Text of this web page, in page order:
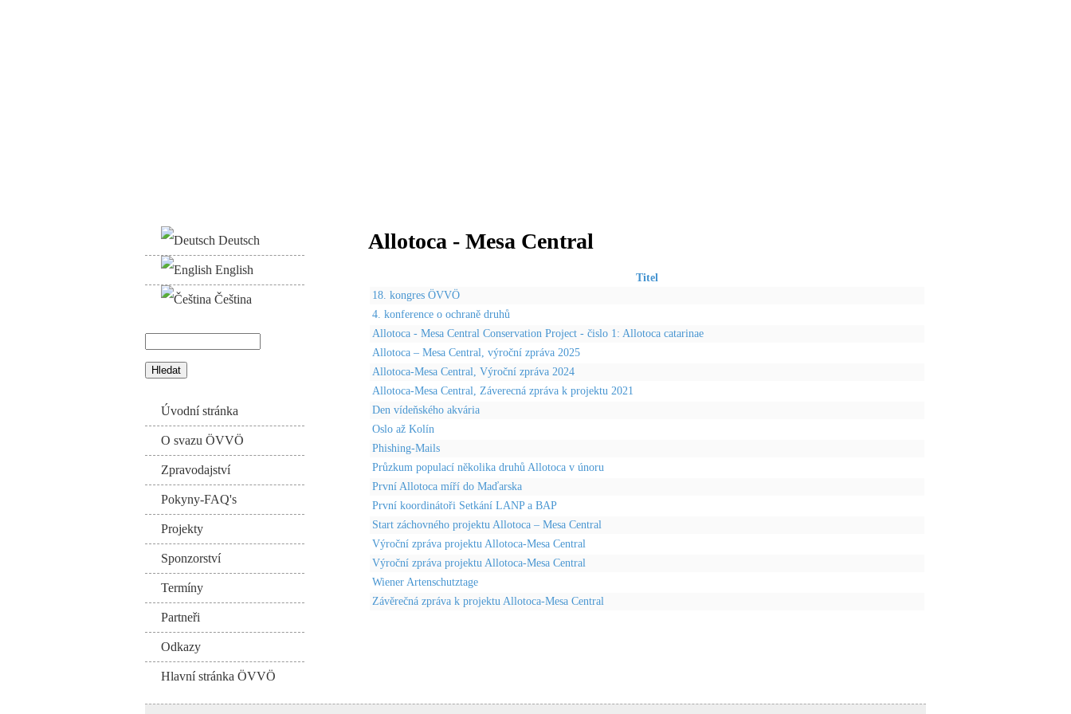
Deutsch
English
Čeština
Vyhledávání
Úvodní stránka
O svazu ÖVVÖ
Zpravodajství
Pokyny-FAQ's
Projekty
Sponzorství
Termíny
Partneři
Odkazy
Hlavní stránka ÖVVÖ
Allotoca - Mesa Central
Titel
18. kongres ÖVVÖ
4. konference o ochraně druhů
Allotoca - Mesa Central Conservation Project - čislo 1: Allotoca catarinae
Allotoca – Mesa Central, výroční zpráva 2025
Allotoca-Mesa Central, Výroční zpráva 2024
Allotoca-Mesa Central, Záverecná zpráva k projektu 2021
Den vídeňského akvária
Oslo až Kolín
Phishing-Mails
Průzkum populací několika druhů Allotoca v únoru
První Allotoca míří do Maďarska
První koordinátoři Setkání LANP a BAP
Start záchovného projektu Allotoca – Mesa Central
Výroční zpráva projektu Allotoca-Mesa Central
Výroční zpráva projektu Allotoca-Mesa Central
Wiener Artenschutztage
Závěrečná zpráva k projektu Allotoca-Mesa Central